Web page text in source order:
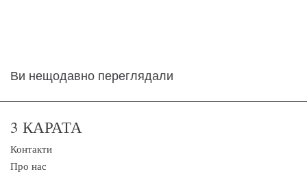
Ви нещодавно переглядали
3 КАРАТА
Контакти
Про нас